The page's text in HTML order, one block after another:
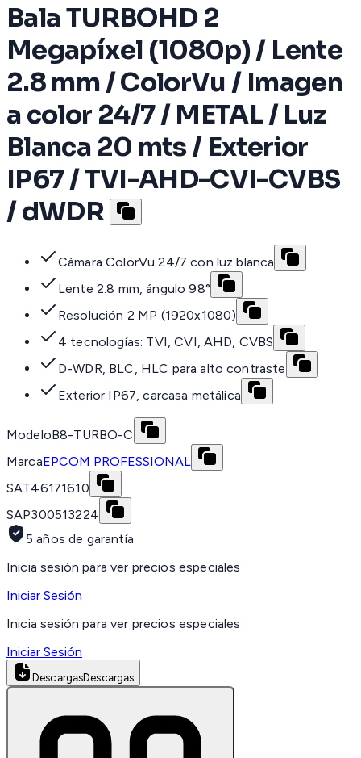
Bala TURBOHD 2
Megapíxel (1080p) / Lente
2.8 mm / ColorVu / Imagen
a color 24/7 / METAL / Luz
Blanca 20 mts / Exterior
IP67 / TVI-AHD-CVI-CVBS
/ dWDR
Cámara ColorVu 24/7 con luz blanca
Lente 2.8 mm, ángulo 98°
Resolución 2 MP (1920x1080)
4 tecnologías: TVI, CVI, AHD, CVBS
D-WDR, BLC, HLC para alto contraste
Exterior IP67, carcasa metálica
ModeloB8-TURBO-C
MarcaEPCOM PROFESSIONAL
SAT46171610
SAP300513224
5 años de garantía
Inicia sesión para ver precios especiales
Iniciar Sesión
Inicia sesión para ver precios especiales
Iniciar Sesión
DescargasDescargas